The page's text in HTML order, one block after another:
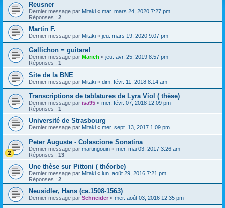
Reusner
Dernier message par Mitaki « mar. mars 24, 2020 7:27 pm
Réponses : 2
Martin F.
Dernier message par Mitaki « jeu. mars 19, 2020 9:07 pm
Gallichon = guitare!
Dernier message par Marieh « jeu. avr. 25, 2019 8:57 pm
Réponses : 1
Site de la BNE
Dernier message par Mitaki « dim. févr. 11, 2018 8:14 am
Transcriptions de tablatures de Lyra Viol ( thèse)
Dernier message par isa95 « mer. févr. 07, 2018 12:09 pm
Réponses : 1
Université de Strasbourg
Dernier message par Mitaki « mer. sept. 13, 2017 1:09 pm
Peter Auguste - Colascione Sonatina
Dernier message par martingouin « mer. mai 03, 2017 3:26 am
Réponses : 13
Une thèse sur Pittoni ( théorbe)
Dernier message par Mitaki « lun. août 29, 2016 7:21 pm
Réponses : 2
Neusidler, Hans (ca.1508-1563)
Dernier message par Schneider « mer. août 03, 2016 12:35 pm